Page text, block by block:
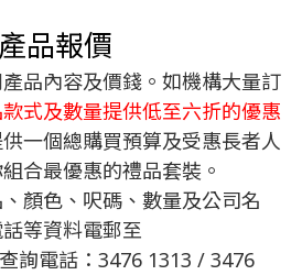
產品報價
品內容及價錢。如機構大量訂
式及數量提供低至六折的優惠
一個總購買預算及受惠長者人
合最優惠的禮品套裝。
顏色、呎碼、數量及公司名
等資料電郵至
查詢電話：3476 1313 / 3476